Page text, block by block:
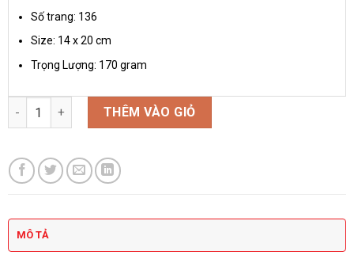
Số trang: 136
Size: 14 x 20 cm
Trọng Lượng: 170 gram
Cẩm nang cho Người truyền giảng Tin Lành số lượng
THÊM VÀO GIỎ
MÔ TẢ